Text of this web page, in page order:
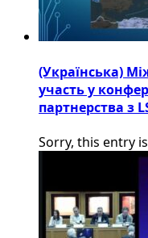
(Українська)
участь у
партнерства з
Sorry, this entry